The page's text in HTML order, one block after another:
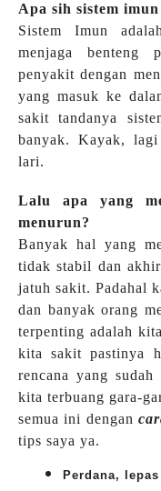
Apa sih sistem
Sistem Imun
menjaga benteng
penyakit dengan
yang masuk ke
sakit tandanya
banyak. Kayak,
lari.
Lalu apa yang
menurun?
Banyak hal yang
tidak stabil dan
jatuh sakit. Padahal
dan banyak orang
terpenting adalah
kita sakit pastinya
rencana yang
kita terbuang gara-
semua ini dengan
tips saya ya.
Perdana,